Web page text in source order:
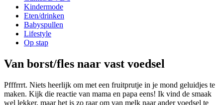
Kindermode
Eten/drinken
Babyspullen
Lifestyle
Op stap
Van borst/fles naar vast voedsel
Pfffrrrt. Niets heerlijk om met een fruitprutje in je mond geluidjes te
maken. Kijk die reactie van mama en papa eens! Ik vind de smaak
wel lekker, maar het is zo raar om van melk naar ander voedsel te